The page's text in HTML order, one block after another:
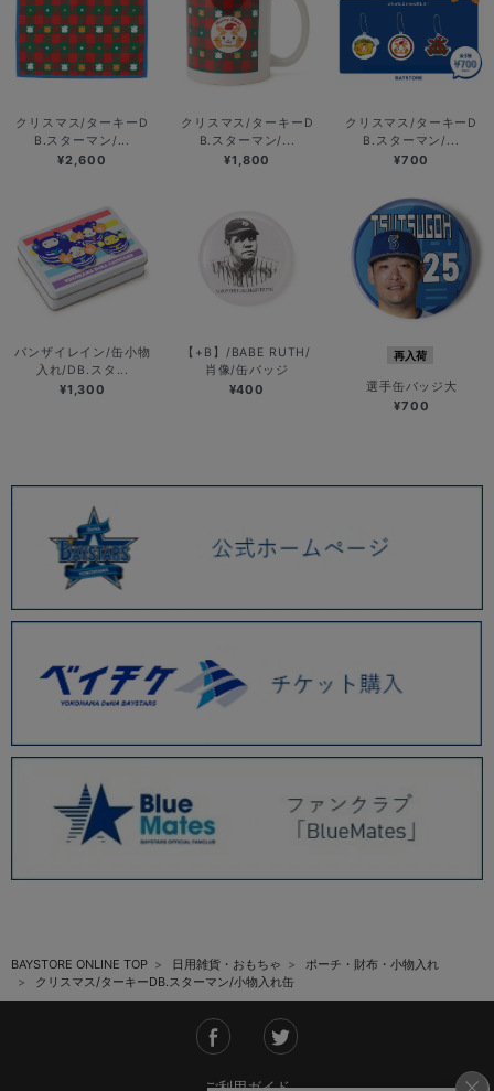
クリスマス/ターキーD
B.スターマン/...
¥2,600
クリスマス/ターキーD
B.スターマン/...
¥1,800
クリスマス/ターキーD
B.スターマン/...
¥700
バンザイレイン/缶小物
入れ/DB.スタ...
¥1,300
【+B】/BABE RUTH/
肖像/缶バッジ
¥400
再入荷
選手缶バッジ大
¥700
BAYSTORE ONLINE TOP 日用雑貨・おもちゃ
ポーチ・財布・小物入れ
クリスマス/ターキーDB.スターマン/小物入れ缶
ご利用ガイド